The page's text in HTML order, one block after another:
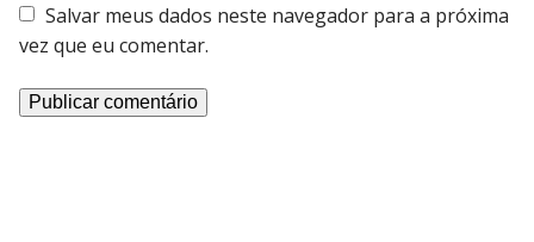
Salvar meus dados neste navegador para a próxima
vez que eu comentar.